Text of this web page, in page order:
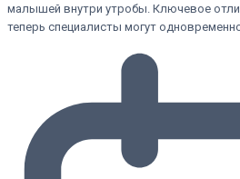
малышей внутри утробы. Ключевое
теперь специалисты могут